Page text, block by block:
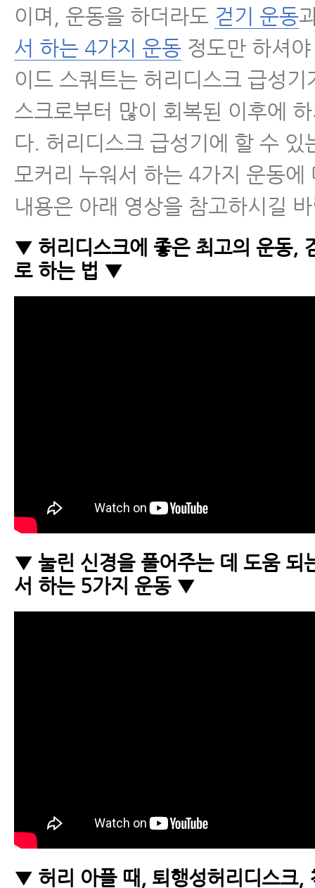
이며, 운동을 하더라도 걷기 운동
서 하는 4가지 운동 정도만 하셔
이드 스쿼트는 허리디스크 급성기
스크로부터 많이 회복된 이후에
다. 허리디스크 급성기에 할 수 있
모커리 누워서 하는 4가지 운동에
내용은 아래 영상을 참고하시길
▼ 허리디스크에 좋은 최고의 운동,
로 하는 법 ▼
▼ 눌린 신경을 풀어주는 데 도움 되
서 하는 5가지 운동 ▼
▼ 허리 아플 때, 퇴행성허리디스크,